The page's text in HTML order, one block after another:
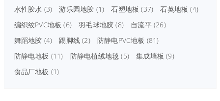
水性胶水 (3) 游乐园地胶 (1) 石塑地板 (37) 石英地板 (4)
编织纹PVC地板 (6) 羽毛球地胶 (8) 自流平(26)
舞蹈地胶 (4) 踢脚线(2) 防静电PVC地板 (81)
防静电地板 (11) 防静电植绒地毯 (5) 集成墙板 (9)
食品厂地板 (1)